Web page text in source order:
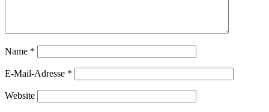
Name *
E-Mail-Adresse *
Website